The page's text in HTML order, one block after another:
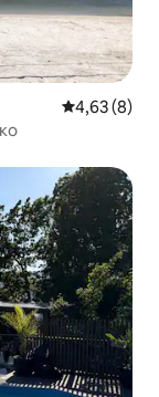
Середня
4,63 (8)